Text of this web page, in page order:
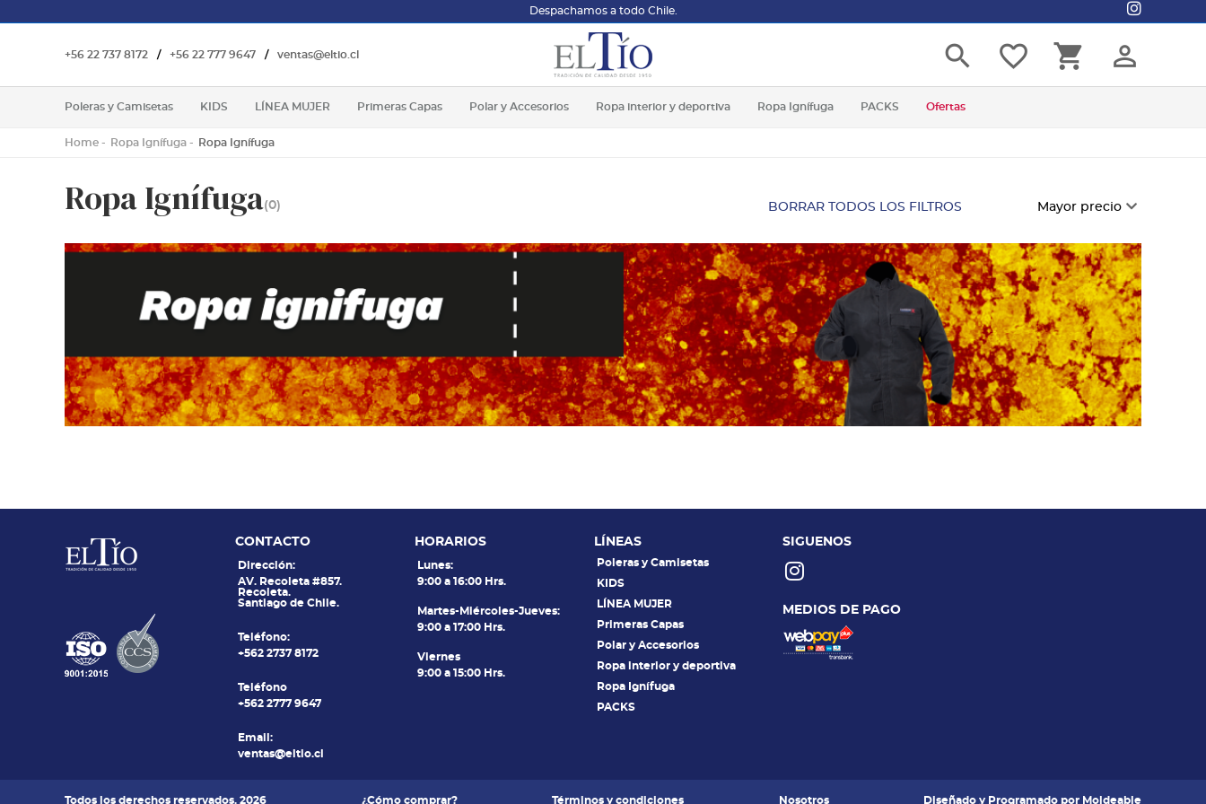
Despachamos a todo Chile.
+56 22 737 8172 / +56 22 777 9647 / ventas@eltio.cl person_outline
shopping_cart
favorite_border
search
Poleras y Camisetas KIDS LÍNEA MUJER Primeras Capas Polar y Accesorios Ropa interior y deportiva Ropa Ignífuga PACKS Ofertas
Home Ropa Ignífuga Ropa Ignífuga
Ropa Ignífuga(0) Mayor precio
BORRAR TODOS LOS FILTROS
CONTACTO
Dirección:
AV. Recoleta #857.
Recoleta.
Santiago de Chile.
Teléfono:
+562 2737 8172
Teléfono
+562 2777 9647
Email:
ventas@eltio.cl
HORARIOS
Lunes:
9:00 a 16:00 Hrs.
Martes-Miércoles-Jueves:
9:00 a 17:00 Hrs.
Viernes
9:00 a 15:00 Hrs.
LÍNEAS
Poleras y Camisetas
KIDS
LÍNEA MUJER
Primeras Capas
Polar y Accesorios
Ropa interior y deportiva
Ropa Ignífuga
PACKS
SIGUENOS
MEDIOS DE PAGO
Todos los derechos reservados. 2026 ¿Cómo comprar? Términos y condiciones Nosotros Diseñado y Programado por Moldeable